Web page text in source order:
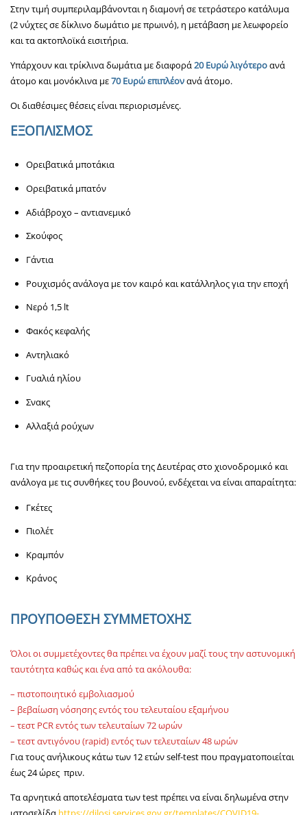
Στην τιμή συμπεριλαμβάνονται η διαμονή σε τετράστερο κατάλυμα
(2 νύχτες σε δίκλινο δωμάτιο με πρωινό), η μετάβαση με λεωφορείο
και τα ακτοπλοϊκά εισιτήρια.
Υπάρχουν και τρίκλινα δωμάτια με διαφορά20 Ευρώλιγότεροανά
άτομο και μονόκλινα με70 Ευρώ επιπλέονανά άτομο.
Οι διαθέσιμες θέσεις είναι περιορισμένες.
ΕΞΟΠΛΙΣΜΟΣ
Ορειβατικά μποτάκια
Ορειβατικά μπατόν
Αδιάβροχο – αντιανεμικό
Σκούφος
Γάντια
Ρουχισμός ανάλογα με τον καιρό και κατάλληλος για την εποχή
Νερό 1,5 lt
Φακός κεφαλής
Αντηλιακό
Γυαλιά ηλίου
Σνακς
Αλλαξιά ρούχων
Για την προαιρετική πεζοπορία της Δευτέρας στο χιονοδρομικό και
ανάλογα με τις συνθήκες του βουνού, ενδέχεται να είναι απαραίτητα:
Γκέτες
Πιολέτ
Κραμπόν
Κράνος
ΠΡΟΥΠΟΘΕΣΗ ΣΥΜΜΕΤΟΧΗΣ
Όλοι οι συμμετέχοντες θα πρέπει να έχουν µαζί τους την αστυνομική
ταυτότητα καθώς και ένα από τα ακόλουθα:
– πιστοποιητικό εμβολιασμού
– βεβαίωση νόσησης εντός του τελευταίου εξαμήνου
– τεστ PCR εντός των τελευταίων 72 ωρών
– τεστ αντιγόνου (rapid) εντός των τελευταίων 48 ωρών
Για τους ανήλικους κάτω των 12 ετών self-test που πραγματοποιείται
έως 24 ώρες πριν.
Τα αρνητικά αποτελέσματα των test πρέπει να είναι δηλωμένα στην